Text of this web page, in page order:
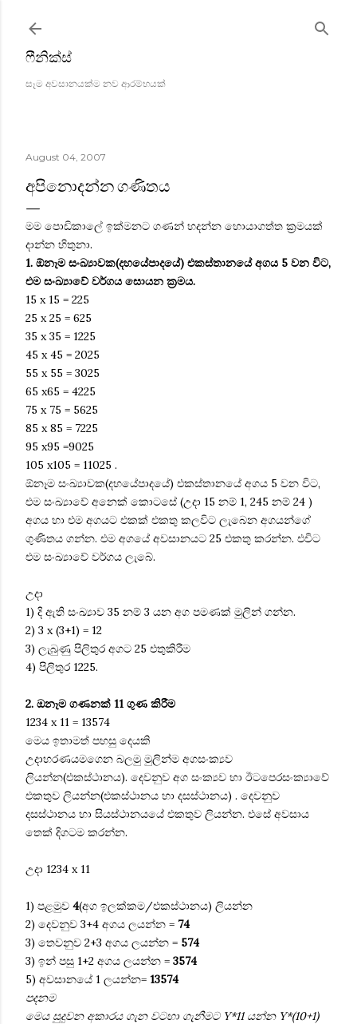
ෆීනික්ස්
සෑම අවසානයක්ම නව ආරම්භයක්
August 04, 2007
අපිනොදන්න ගණිතය
මම පොඩිකාලේ ඉක්මනට ගණන් හදන්න හොයාගත්ත ක්‍රමයක්
දාන්න ‍හිතුනා.
1. ඕනෑම සංඛ්‍යාවක(දහයේපාදයේ) එකස්තානයේ අගය 5 වන විට,
එම සංඛ්‍යාවේ වර්ගය සොයන ක්‍රමය.
15 x 15 = 225
25 x 25 = 625
35 x 35 = 1225
45 x 45 = 2025
55 x 55 = 3025
65 x65 = 4225
75 x 75 = 5625
85 x 85 = 7225
95 x95 =9025
105 x105 = 11025 .
ඕනෑම සංඛ්‍යාවක(දහයේපාදයේ) එකස්තානයේ අගය 5 වන විට,
එම සංඛ්‍යාවේ අනෙක් කොටසේ (උදා 15 නම් 1, 245 නම් 24 )
අගය හා එම අගයට එකක් එකතු කලවිට ලැබෙන අගයන්ගේ
ගුණිතය ගන්න. එම අගයේ අවසානයට 25 එකතු කරන්න. එවිට
එම සංඛ්‍යාවේ වර්ගය ලැබේ.
උදා
1) දි ඇති සංඛ්‍යාව 35 නම් 3 යන අග පමණක් මුලින් ගන්න.
2) 3 x (3+1) = 12
3) ලැබුණු පිලිතුර අගට 25 එතුකිරීම
4) පිලිතුර 1225.
2. ඔනෑම ගණනක් 11 ගුණ කිරීම
1234 x 11 = 13574
මෙය ඉතාමත් පහසු දෙයකි
උදාහරණයම‍ගෙන බලමු මුලින්ම අගසංක්‍යව
ලියන්න(එකස්ථානය). දෙවනුව අග සංක්‍යව හා ඊටපෙරසංක්‍යාවේ
එකතුව ලියන්න(එකස්ථානය හා දසස්ථානය) . දෙවනුව
දසස්ථානය හා සියස්ථානයයේ එකතුව ලියන්න. එසේ අවසාය
තෙක් දිගටම කරන්න.
උදා 1234 x 11
1) පළමුව 4(අග ඉලක්කම/එකස්ථානය) ලියන්න
2) දෙවනුව 3+4 අගය ලයන්න = 74
3) තෙවනුව 2+3 අගය ලයන්න = 574
3) ඉන් පසු 1+2 අගය ලයන්න = 3574
5) අවසානයේ 1 ලයන්න= 13574
පදනම
මෙය සුදුවන අකාරය ගැන වටහා ගැනීමට Y*11 යන්න Y*(10+1)